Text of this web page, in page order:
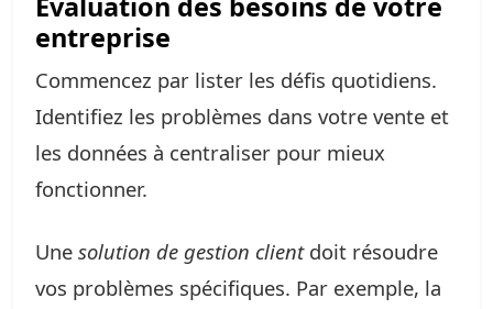
entreprise
Commencez par lister les défis quotidiens.
Identifiez les problèmes dans votre vente et
les données à centraliser pour mieux
fonctionner.
Une solution de gestion clientdoit résoudre
vos problèmes spécifiques. Par exemple, la